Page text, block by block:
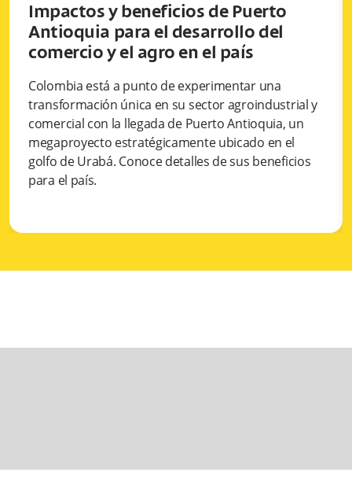
Impactos y beneficios de Puerto
Antioquia para el desarrollo del
comercio y el agro en el país
Colombia está a punto de experimentar una
transformación única en su sector agroindustrial y
comercial con la llegada de Puerto Antioquia, un
megaproyecto estratégicamente ubicado en el
golfo de Urabá. Conoce detalles de sus beneficios
para el país.